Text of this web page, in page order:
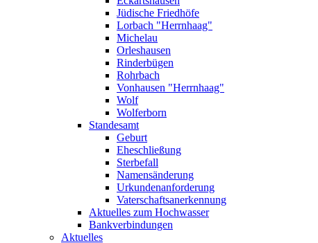
Jüdische Friedhöfe
Lorbach "Herrnhaag"
Michelau
Orleshausen
Rinderbügen
Rohrbach
Vonhausen "Herrnhaag"
Wolf
Wolferborn
Standesamt
Geburt
Eheschließung
Sterbefall
Namensänderung
Urkundenanforderung
Vaterschaftsanerkennung
Aktuelles zum Hochwasser
Bankverbindungen
Aktuelles